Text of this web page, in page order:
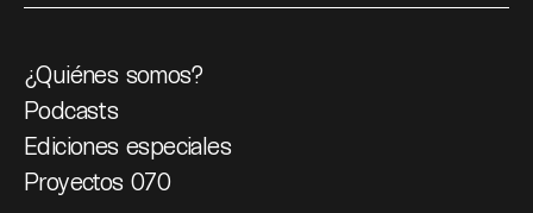
¿Quiénes somos?
Podcasts
Ediciones especiales
Proyectos 070